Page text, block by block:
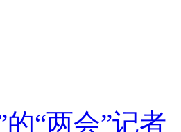
“两会”记者